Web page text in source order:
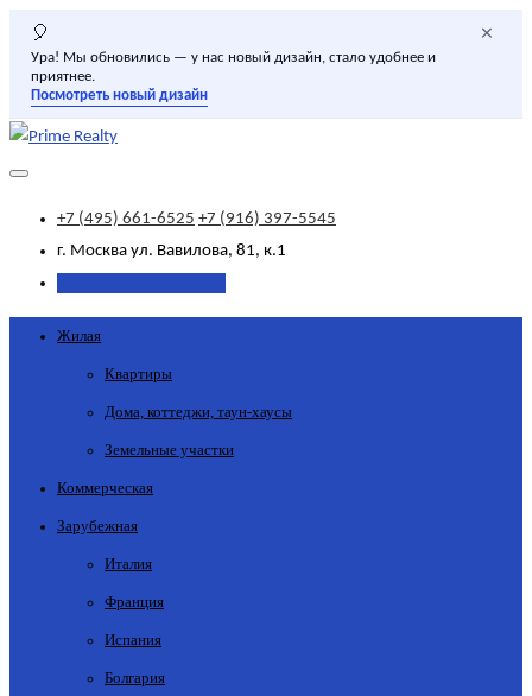
🎈
Ура! Мы обновились — у нас новый дизайн, стало удобнее и
приятнее.
Посмотреть новый дизайн
×
+7 (495) 661-6525 +7 (916) 397-5545
г. Москва ул. Вавилова, 81, к.1
Жилая
Квартиры
Дома, коттеджи, таун-хаусы
Земельные участки
Коммерческая
Зарубежная
Италия
Франция
Испания
Болгария